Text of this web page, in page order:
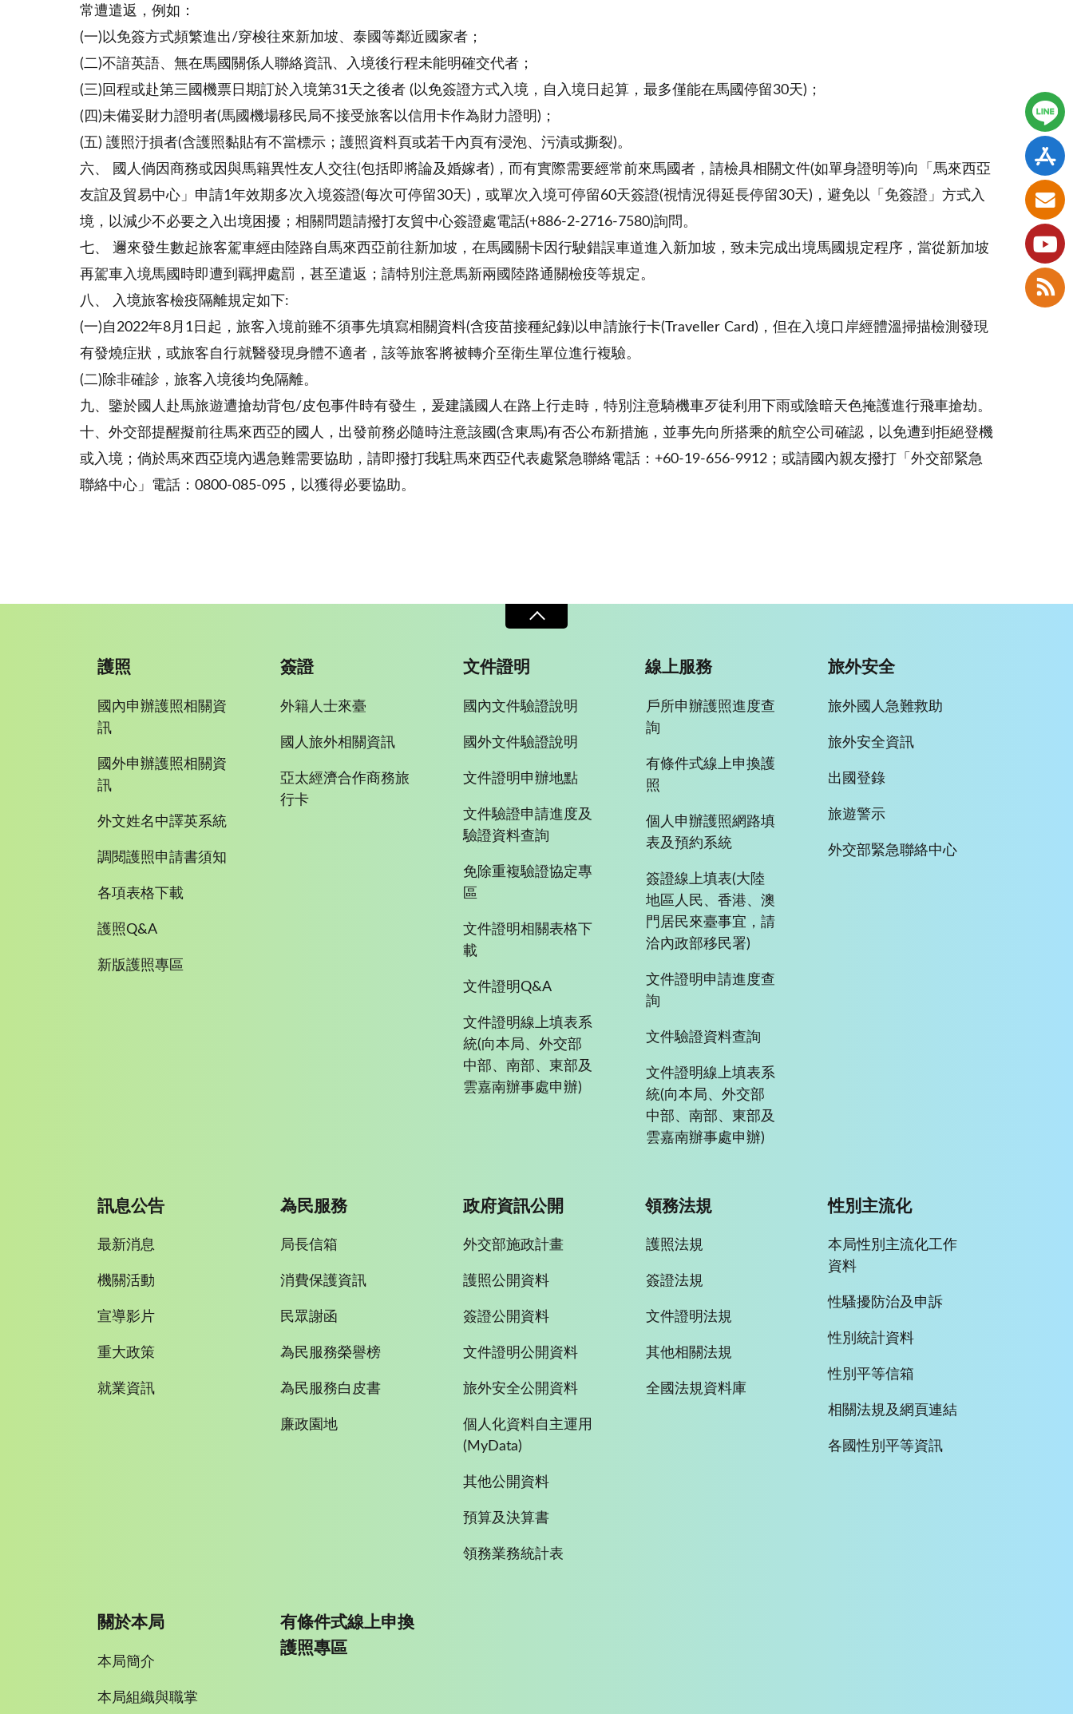
常遭遣返，例如：
(一)以免簽方式頻繁進出/穿梭往來新加坡、泰國等鄰近國家者；
(二)不諳英語、無在馬國關係人聯絡資訊、入境後行程未能明確交代者；
(三)回程或赴第三國機票日期訂於入境第31天之後者 (以免簽證方式入境，自入境日起算，最多僅能在馬國停留30天)；
(四)未備妥財力證明者(馬國機場移民局不接受旅客以信用卡作為財力證明)；
(五) 護照汙損者(含護照黏貼有不當標示；護照資料頁或若干內頁有浸泡、污漬或撕裂)。
六、 國人倘因商務或因與馬籍異性友人交往(包括即將論及婚嫁者)，而有實際需要經常前來馬國者，請檢具相關文件(如單身證明等)向「馬來西亞
友誼及貿易中心」申請1年效期多次入境簽證(每次可停留30天)，或單次入境可停留60天簽證(視情況得延長停留30天)，避免以「免簽證」方式入
境，以減少不必要之入出境困擾；相關問題請撥打友貿中心簽證處電話(+886-2-2716-7580)詢問。
七、 邇來發生數起旅客駕車經由陸路自馬來西亞前往新加坡，在馬國關卡因行駛錯誤車道進入新加坡，致未完成出境馬國規定程序，當從新加坡
再駕車入境馬國時即遭到羈押處罰，甚至遣返；請特別注意馬新兩國陸路通關檢疫等規定。
八、 入境旅客檢疫隔離規定如下:
(一)自2022年8月1日起，旅客入境前雖不須事先填寫相關資料(含疫苗接種紀錄)以申請旅行卡(Traveller Card)，但在入境口岸經體溫掃描檢測發現
有發燒症狀，或旅客自行就醫發現身體不適者，該等旅客將被轉介至衛生單位進行複驗。
(二)除非確診，旅客入境後均免隔離。
九、鑒於國人赴馬旅遊遭搶劫背包/皮包事件時有發生，爰建議國人在路上行走時，特別注意騎機車歹徒利用下雨或陰暗天色掩護進行飛車搶劫。
十、外交部提醒擬前往馬來西亞的國人，出發前務必隨時注意該國(含東馬)有否公布新措施，並事先向所搭乘的航空公司確認，以免遭到拒絕登機
或入境；倘於馬來西亞境內遇急難需要協助，請即撥打我駐馬來西亞代表處緊急聯絡電話：+60-19-656-9912；或請國內親友撥打「外交部緊急
聯絡中心」電話：0800-085-095，以獲得必要協助。
護照
國內申辦護照相關資
訊
國外申辦護照相關資
訊
外文姓名中譯英系統
調閱護照申請書須知
各項表格下載
護照Q&A
新版護照專區
簽證
外籍人士來臺
國人旅外相關資訊
亞太經濟合作商務旅
行卡
文件證明
國內文件驗證說明
國外文件驗證說明
文件證明申辦地點
文件驗證申請進度及
驗證資料查詢
免除重複驗證協定專
區
文件證明相關表格下
載
文件證明Q&A
文件證明線上填表系
統(向本局、外交部
中部、南部、東部及
雲嘉南辦事處申辦)
線上服務
戶所申辦護照進度查
詢
有條件式線上申換護
照
個人申辦護照網路填
表及預約系統
簽證線上填表(大陸
地區人民、香港、澳
門居民來臺事宜，請
洽內政部移民署)
文件證明申請進度查
詢
文件驗證資料查詢
文件證明線上填表系
統(向本局、外交部
中部、南部、東部及
雲嘉南辦事處申辦)
旅外安全
旅外國人急難救助
旅外安全資訊
出國登錄
旅遊警示
外交部緊急聯絡中心
訊息公告
最新消息
機關活動
宣導影片
重大政策
就業資訊
為民服務
局長信箱
消費保護資訊
民眾謝函
為民服務榮譽榜
為民服務白皮書
廉政園地
政府資訊公開
外交部施政計畫
護照公開資料
簽證公開資料
文件證明公開資料
旅外安全公開資料
個人化資料自主運用
(MyData)
其他公開資料
預算及決算書
領務業務統計表
領務法規
護照法規
簽證法規
文件證明法規
其他相關法規
全國法規資料庫
性別主流化
本局性別主流化工作
資料
性騷擾防治及申訴
性別統計資料
性別平等信箱
相關法規及網頁連結
各國性別平等資訊
關於本局
本局簡介
本局組織與職掌
有條件式線上申換
護照專區